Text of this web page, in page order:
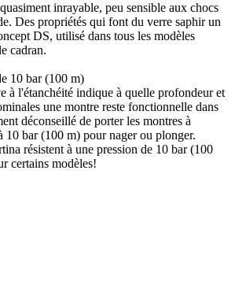
inrayable, peu sensible aux chocs
Des propriétés qui font du verre saphir un
DS, utilisé dans tous les modèles
cadran.
10 bar (100 m)
à l'étanchéité indique à quelle profondeur et
une montre reste fonctionnelle dans
déconseillé de porter les montres à
10 bar (100 m) pour nager ou plonger.
résistent à une pression de 10 bar (100
certains modèles!